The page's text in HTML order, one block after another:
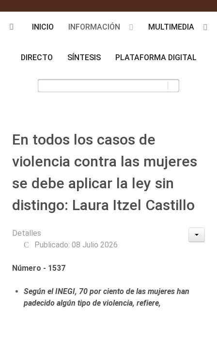
INICIO INFORMACIÓN MULTIMEDIA
DIRECTO SÍNTESIS PLATAFORMA DIGITAL
En todos los casos de
violencia contra las mujeres
se debe aplicar la ley sin
distingo: Laura Itzel Castillo
Detalles
Publicado: 08 Julio 2026
Número - 1537
Según el INEGI, 70 por ciento de las mujeres han
padecido algún tipo de violencia, refiere,